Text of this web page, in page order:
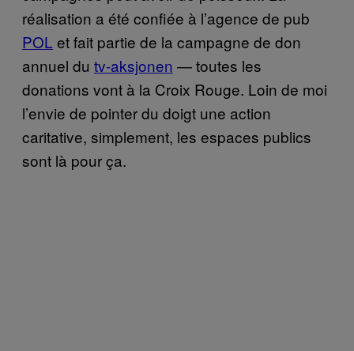
réalisation a été confiée à l’agence de pub
POL et fait partie de la campagne de don
annuel du tv-aksjonen — toutes les
donations vont à la Croix Rouge. Loin de moi
l’envie de pointer du doigt une action
caritative, simplement, les espaces publics
sont là pour ça.